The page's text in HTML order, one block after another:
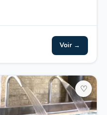
Voir →
♡